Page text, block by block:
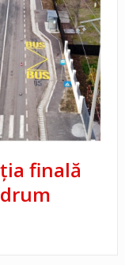
finală